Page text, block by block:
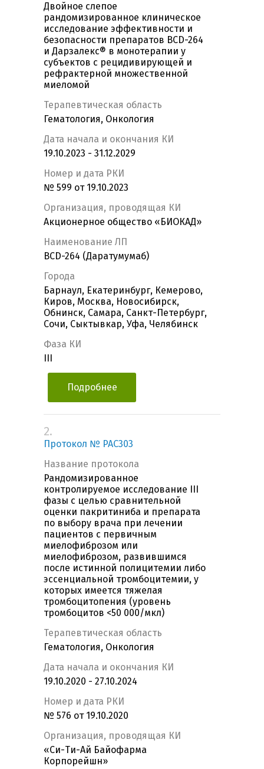
Двойное слепое
рандомизированное клиническое
исследование эффективности и
безопасности препаратов BCD-264
и Дарзалекс® в монотерапии у
субъектов с рецидивирующей и
рефрактерной множественной
миеломой
Терапевтическая область
Гематология, Онкология
Дата начала и окончания КИ
19.10.2023 - 31.12.2029
Номер и дата РКИ
№ 599 от 19.10.2023
Организация, проводящая КИ
Акционерное общество «БИОКАД»
Наименование ЛП
BCD-264 (Даратумумаб)
Города
Барнаул, Екатеринбург, Кемерово,
Киров, Москва, Новосибирск,
Обнинск, Самара, Санкт-Петербург,
Сочи, Сыктывкар, Уфа, Челябинск
Фаза КИ
Подробнее
2.
Протокол № PAC303
Название протокола
Рандомизированное
контролируемое исследование III
фазы с целью сравнительной
оценки пакритиниба и препарата
по выбору врача при лечении
пациентов с первичным
миелофиброзом или
миелофиброзом, развившимся
после истинной полицитемии либо
эссенциальной тромбоцитемии, у
которых имеется тяжелая
тромбоцитопения (уровень
тромбоцитов <50 000/мкл)
Терапевтическая область
Гематология, Онкология
Дата начала и окончания КИ
19.10.2020 - 27.10.2024
Номер и дата РКИ
№ 576 от 19.10.2020
Организация, проводящая КИ
«Си-Ти-Ай Байофарма
Корпорейшн»